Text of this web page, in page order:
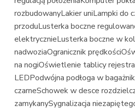
rozbudowanyLakier uniLampki do
przoduLusterka boczne
elektrycznieLusterka boczne w
nadwoziaOgranicznik
na nogiOświetlenie tablicy
LEDPodwójna podłoga w
czarneSchowek w desce
zamykanySygnalizacja